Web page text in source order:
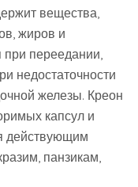
вещества,
жиров и
при переедании,
недостаточности
железы. Креон
капсул и
действующим
панзикам,